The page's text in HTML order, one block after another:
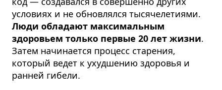
условиях и не обновлялся тысячелетиями.
Люди обладают максимальным
здоровьем только первые 20 лет жизни.
Затем начинается процесс старения,
который ведет к ухудшению здоровья и
ранней гибели.